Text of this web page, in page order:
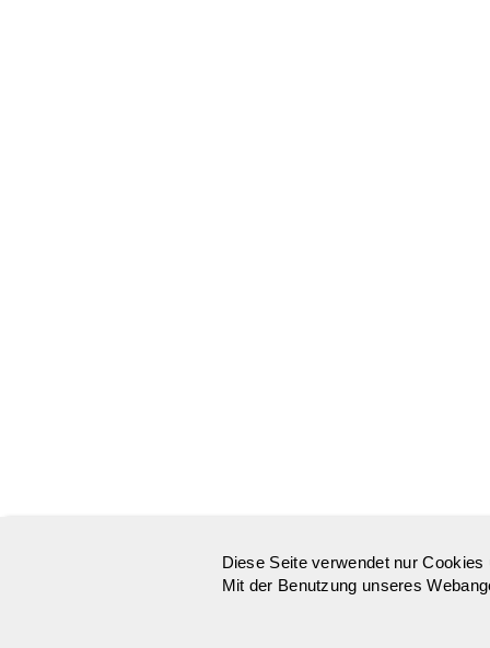
Diese Seite verwendet nur
Mit der Benutzung unseres